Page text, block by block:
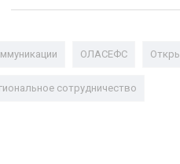
ОЛАСЕФС
сотрудничество